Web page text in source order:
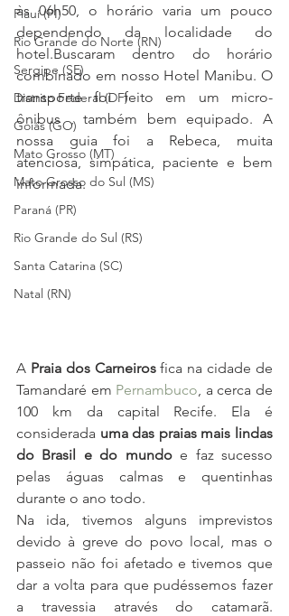
Piauí (PI)
Rio Grande do Norte (RN)
Sergipe (SE)
Distrito Federal (DF)
Goiás (GO)
Mato Grosso (MT)
Mato Grosso do Sul (MS)
Paraná (PR)
Rio Grande do Sul (RS)
Santa Catarina (SC)
Natal (RN)
às 06h50, o horário varia um pouco
dependendo da localidade do
hotel.Buscaram dentro do horário
combinado em nosso Hotel Manibu. O
transporte foi feito em um micro-
ônibus , também bem equipado. A
nossa guia foi a Rebeca, muita
atenciosa, simpática, paciente e bem
informada.
A Praia dos Carneiros fica na cidade de
Tamandaré em Pernambuco , a cerca de
100 km da capital Recife. Ela é
considerada uma das praias mais lindas
do Brasil e do mundo e faz sucesso
pelas águas calmas e quentinhas
durante o ano todo.
Na ida, tivemos alguns imprevistos
devido à greve do povo local, mas o
passeio não foi afetado e tivemos que
dar a volta para que pudéssemos fazer
a travessia através do catamarã.